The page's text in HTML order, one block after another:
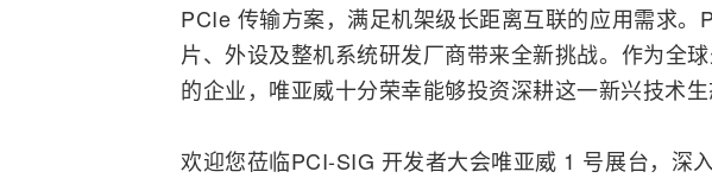
PCIe 传输方案，满足机架级长距离互联的应用需求
片、外设及整机系统研发厂商带来全新挑战。作为全
的企业，唯亚威十分荣幸能够投资深耕这一新兴技术生
欢迎您莅临PCI-SIG 开发者大会唯亚威 1 号展台，深